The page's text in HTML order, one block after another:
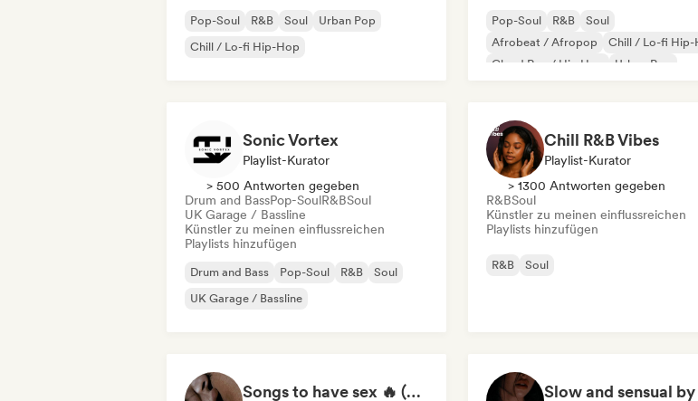
Pop-Soul R&B Soul
Urban Pop
Chill / Lo-fi Hip-Hop
Pop-Soul R&B
Soul
Afrobeat / Afropop
Chill / Lo-fi Hip-
Cloud Rap / Hip Hop
Urban Pop
Sonic Vortex
Playlist-Kurator
> 500 Antworten gegeben
Drum and BassPop-SoulR&BSoul
UK Garage / Bassline
Künstler zu meinen einflussreichen
Playlists hinzufügen
Drum and Bass Pop-Soul R&B
Soul
UK Garage / Bassline
Chill R&B Vibes
Playlist-Kurator
> 1300 Antworten gegeben
R&BSoul
Künstler zu meinen einflussreichen
Playlists hinzufügen
R&B Soul
Songs to have sex 🔥 (Músicas quentes para momentos íntimos)